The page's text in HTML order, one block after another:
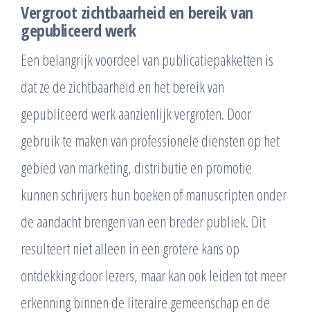
Vergroot zichtbaarheid en bereik van
gepubliceerd werk
Een belangrijk voordeel van publicatiepakketten is
dat ze de zichtbaarheid en het bereik van
gepubliceerd werk aanzienlijk vergroten. Door
gebruik te maken van professionele diensten op het
gebied van marketing, distributie en promotie
kunnen schrijvers hun boeken of manuscripten onder
de aandacht brengen van een breder publiek. Dit
resulteert niet alleen in een grotere kans op
ontdekking door lezers, maar kan ook leiden tot meer
erkenning binnen de literaire gemeenschap en de